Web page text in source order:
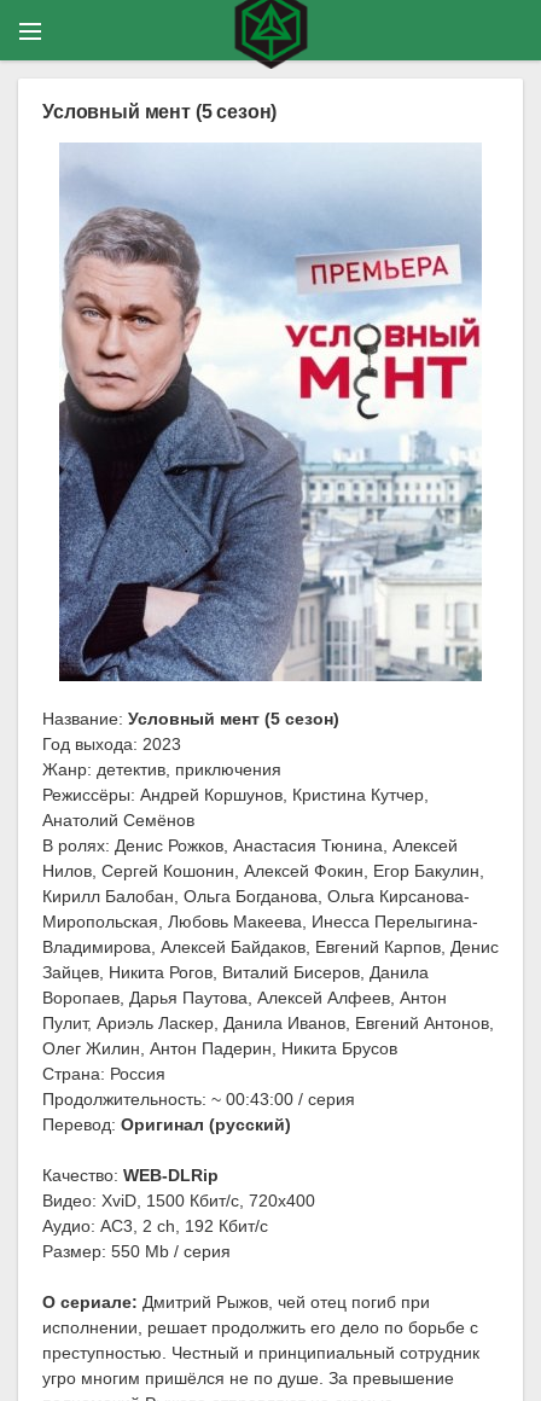
Условный мент (5 сезон)
Название: Условный мент (5 сезон)
Год выхода: 2023
Жанр: детектив, приключения
Режиссёры: Андрей Коршунов, Кристина Кутчер,
Анатолий Семёнов
В ролях: Денис Рожков, Анастасия Тюнина, Алексей
Нилов, Сергей Кошонин, Алексей Фокин, Егор Бакулин,
Кирилл Балобан, Ольга Богданова, Ольга Кирсанова-
Миропольская, Любовь Макеева, Инесса Перелыгина-
Владимирова, Алексей Байдаков, Евгений Карпов, Денис
Зайцев, Никита Рогов, Виталий Бисеров, Данила
Воропаев, Дарья Паутова, Алексей Алфеев, Антон
Пулит, Ариэль Ласкер, Данила Иванов, Евгений Антонов,
Олег Жилин, Антон Падерин, Никита Брусов
Страна: Россия
Продолжительность: ~ 00:43:00 / серия
Перевод: Оригинал (русский)
Качество: WEB-DLRip
Видео: XviD, 1500 Кбит/с, 720x400
Аудио: AC3, 2 ch, 192 Кбит/с
Размер: 550 Mb / серия
О сериале: Дмитрий Рыжов, чей отец погиб при
исполнении, решает продолжить его дело по борьбе с
преступностью. Честный и принципиальный сотрудник
угро многим пришёлся не по душе. За превышение